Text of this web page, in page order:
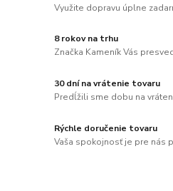
Využite dopravu úplne
8 rokov na trhu
Značka Kameník Vás
30 dní na vrátenie tovaru
Predĺžili sme dobu na
Rýchle doručenie tovaru
Vaša spokojnosť je pre nás